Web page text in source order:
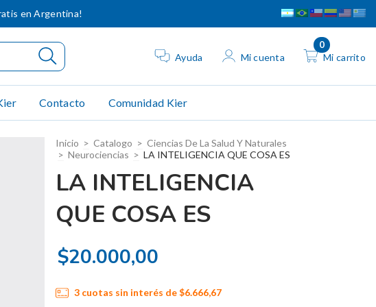
en Argentina!
Ayuda Mi cuenta Mi carrito
0
Contacto Comunidad Kier
Inicio > Catalogo > Ciencias De La Salud Y Naturales
> Neurociencias > LA INTELIGENCIA QUE COSA ES
LA INTELIGENCIA
QUE COSA ES
$20.000,00
3 cuotas sin interés de$6.666,67